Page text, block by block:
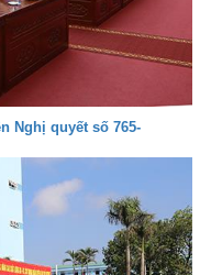
Nghị quyết số 765-